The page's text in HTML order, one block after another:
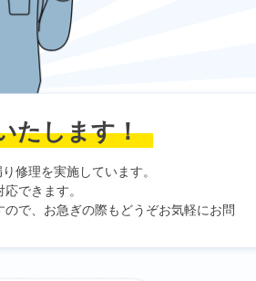
たします！
修理を実施しています。
できます。
で、お急ぎの際もどうぞお気軽にお問